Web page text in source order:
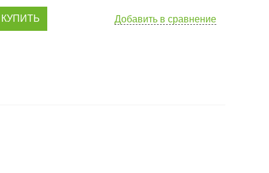
КУПИТЬ Добавить в сравнение